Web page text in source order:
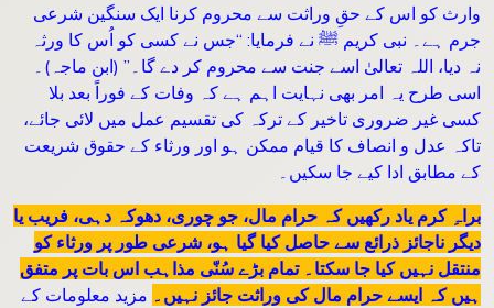
وارث کو اس کے حقِ وراثت سے محروم کرنا ایک سنگین شرعی
جرم ہے۔ نبی کریم ﷺ نے فرمایا: “جس نے کسی کو اُس کا ورثہ
نہ دیا، اللہ تعالیٰ اسے جنت سے محروم کر دے گا۔” (ابن ماجہ)۔
اسی طرح یہ امر بھی نہایت اہم ہے کہ وفات کے فوراً بعد بلا
کسی غیر ضروری تاخیر کے ترکہ کی تقسیم عمل میں لائی جائے،
تاکہ عدل و انصاف کا قیام ممکن ہو اور ورثاء کے حقوق شریعت
کے مطابق ادا کیے جا سکیں۔
براہِ کرم یاد رکھیں کہ حرام مال، جو چوری، دھوکہ دہی، فریب یا
دیگر ناجائز ذرائع سے حاصل کیا گیا ہو، شرعی طور پر ورثاء کو
منتقل نہیں کیا جا سکتا۔ تمام بڑے سُنّی مذاہب اس بات پر متفق
ہیں کہ ایسے حرام مال کی وراثت جائز نہیں۔ مزید معلومات کے